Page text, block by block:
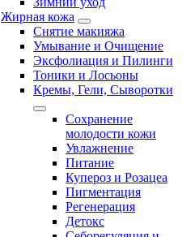
Жирная кожа
Снятие макияжа
Умывание и Очищение
Эксфолиация и Пилинги
Тоники и Лосьоны
Кремы, Гели, Сыворотки
Сохранение
молодости кожи
Увлажнение
Питание
Купероз и Розацеа
Пигментация
Регенерация
Детокс